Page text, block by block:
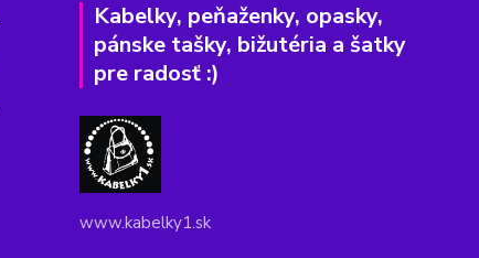
Kabelky, peňaženky, opasky,
pánske tašky, bižutéria a šatky
pre radosť :)
www.kabelky1.sk